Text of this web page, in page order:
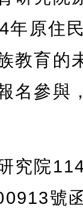
年原住
教育的
名參與
究院
號